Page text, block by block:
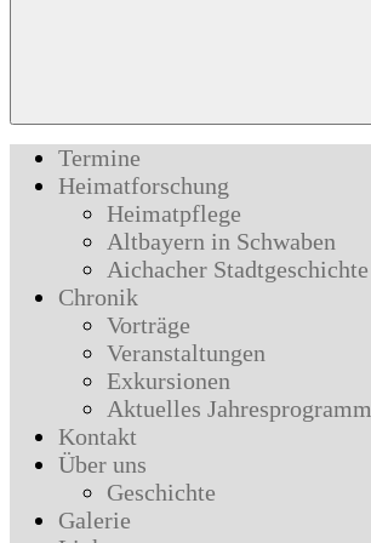
Termine
Heimatforschung
Heimatpflege
Altbayern in Schwaben
Aichacher Stadtgeschichte
Chronik
Vorträge
Veranstaltungen
Exkursionen
Aktuelles Jahresprogramm
Kontakt
Über uns
Geschichte
Galerie